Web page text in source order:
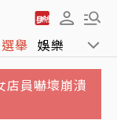
選舉 娛樂 運動
新進度 重新